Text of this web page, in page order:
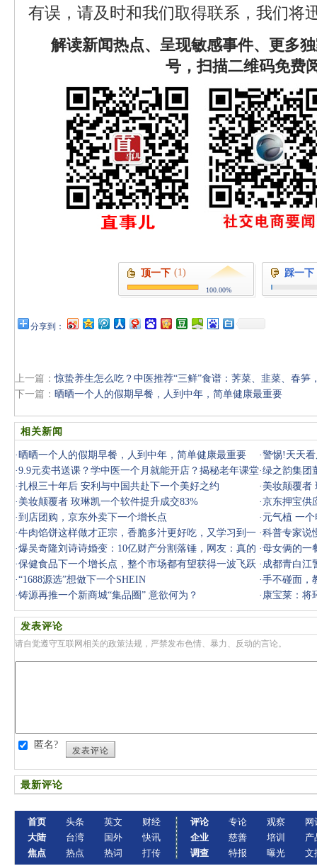
有误，请及时和我们取得联系，我们将
解读新闻热点、呈现敏感事件、更多
号，扫描二维码免费
顶一下 (1)
100.00%
踩一下
分享到：
上一篇：惊蛰养生怎么吃？中医推荐“三鲜”食谱：荠菜、韭菜、春笋
下一篇： 晒晒一个人的假期早餐，人到中年，简单健康最重要
相关新闻
·晒晒一个人的假期早餐，人到中年，简单健康最重要 ·警惕!天天
光，参与一
·9.9元卖书送课？学中医一个月就能开店？揭秘老年课堂
骗局套路
·绿之韵集团
起
·扎根三十年后 安利与中国共赴下一个美好之约 · 美妆颠覆者
· 美妆颠覆者 玫琳凯一个软件提升成交83% ·京东押宝供
家怎么说？
·到店团购，京东外卖下一个增长点 · 元气植 一
·牛肉馅饼这样做才正宗，香脆多汁更好吃，又学习到一
个小妙招
·科普专家说
什么流
·爆吴奇隆刘诗诗婚变：10亿财产分割落锤，网友：真的
假的 ，等
·母女俩的一
·保健食品下一个增长点，整个市场都有望获得一波飞跃
式增长
· 成都青白江
骗犯罪团
·“1688源选”想做下一个SHEIN ·手不碰面，
就搞定，
·铸源再推一个新商城“集品圈” 意欲何为？ · 康宝莱：将
师谈创新
发表评论
请自觉遵守互联网相关的政策法规，严禁发布色情、暴力、反动的言论。
匿名?
发表评论
最新评论
首页
大陆
焦点
头条
台湾
热点
英文
国外
热词
财经
快讯
打传
评论
企业
调查
专论
慈善
特报
观察
培训
曝光
网
产
文